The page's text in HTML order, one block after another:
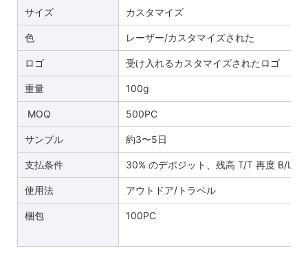
サイズ カスタマイズ
色 レーザー/カスタマイズされた
ロゴ 受け入れるカスタマイズされたロゴ
重量 100g
MOQ 500PC
サンプル 約3〜5日
支払条件 30% のデポジット、残高 T/T 再度 B/L コ
使用法 アウトドア/トラベル
梱包 100PC